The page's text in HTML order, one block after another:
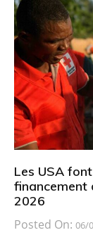
Les USA
financement
2026
Posted On: 06/